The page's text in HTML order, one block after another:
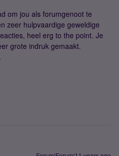
om jou als forumgenoot te
zeer hulpvaardige geweldige
heel erg to the point. Je
grote indruk gemaakt.